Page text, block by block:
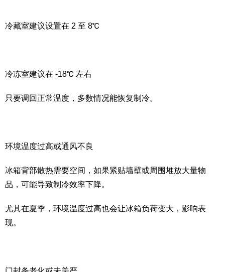
冷藏室建议设置在 2 至 8℃
冷冻室建议在 -18℃ 左右
只要调回正常温度，多数情况能恢复制冷。
环境温度过高或通风不良
冰箱背部散热需要空间，如果紧贴墙壁或周围堆放大量物
品，可能导致制冷效率下降。
尤其在夏季，环境温度过高也会让冰箱负荷变大，影响表
现。